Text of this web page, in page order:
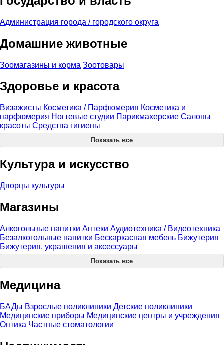
Администрация города / городского округа
Домашние животные
Зоомагазины и корма Зоотовары
Здоровье и красота
Визажисты Косметика / Парфюмерия Косметика и
парфюмерия Ногтевые студии Парикмахерские Салоны
красоты Средства гигиены
Показать все
Культура и искусство
Дворцы культуры
Магазины
Алкогольные напитки Аптеки Аудиотехника / Видеотехника
Безалкогольные напитки Бескаркасная мебель Бижутерия
Бижутерия, украшения и аксессуары
Показать все
Медицина
БАДы Взрослые поликлиники Детские поликлиники
Медицинские приборы Медицинские центры и учреждения
Оптика Частные стоматологии